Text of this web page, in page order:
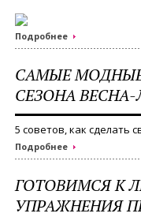
Подробнее
САМЫЕ
СЕЗОНА ВЕСНА-
5 советов, как сделать
Подробнее
ГОТОВИМСЯ К
УПРАЖНЕНИЯ